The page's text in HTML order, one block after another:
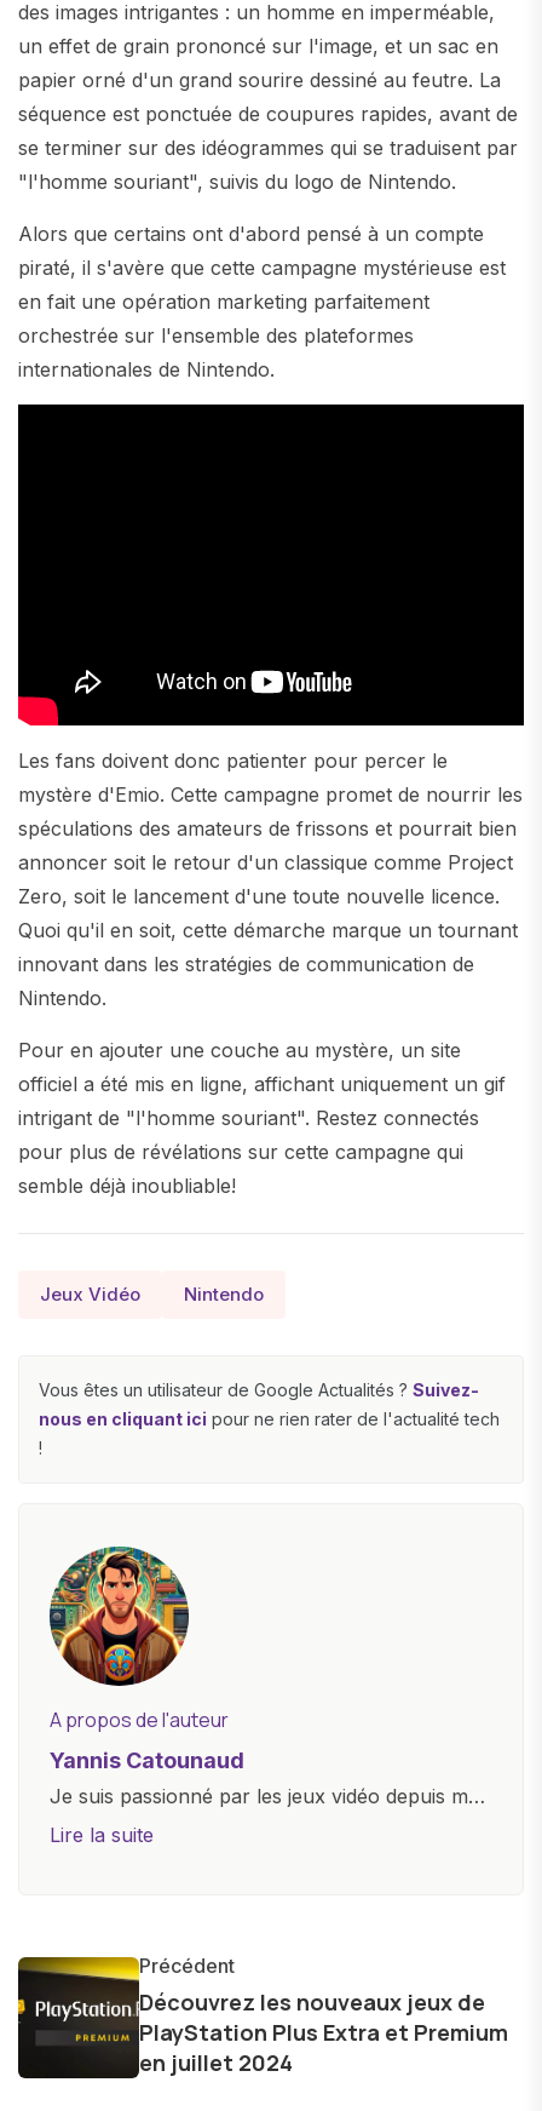
des images intrigantes : un homme en imperméable,
un effet de grain prononcé sur l'image, et un sac en
papier orné d'un grand sourire dessiné au feutre. La
séquence est ponctuée de coupures rapides, avant de
se terminer sur des idéogrammes qui se traduisent par
"l'homme souriant", suivis du logo de Nintendo.
Alors que certains ont d'abord pensé à un compte
piraté, il s'avère que cette campagne mystérieuse est
en fait une opération marketing parfaitement
orchestrée sur l'ensemble des plateformes
internationales de Nintendo.
Les fans doivent donc patienter pour percer le
mystère d'Emio. Cette campagne promet de nourrir les
spéculations des amateurs de frissons et pourrait bien
annoncer soit le retour d'un classique comme Project
Zero, soit le lancement d'une toute nouvelle licence.
Quoi qu'il en soit, cette démarche marque un tournant
innovant dans les stratégies de communication de
Nintendo.
Pour en ajouter une couche au mystère, un site
officiel a été mis en ligne, affichant uniquement un gif
intrigant de "l'homme souriant". Restez connectés
pour plus de révélations sur cette campagne qui
semble déjà inoubliable!
Jeux Vidéo Nintendo
Vous êtes un utilisateur de Google Actualités ? Suivez-
nous en cliquant ici pour ne rien rater de l'actualité tech
!
A propos de l'auteur
Yannis Catounaud
Je suis passionné par les jeux vidéo depuis mon
plus jeune âge. Mon amour pour l'univers
et bien d'autres gadgets technologiques. Armé
d'une curiosité insatiable, j'aime dévoiler les
dernières tendances et innovations, partageant
avec enthousiasme mes découvertes avec la
Lire la suite
Précédent
Découvrez les nouveaux jeux de
PlayStation Plus Extra et Premium
en juillet 2024